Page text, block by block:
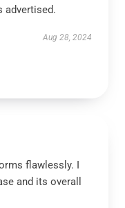
advertised.
Aug 28, 2024
flawlessly. I
and its overall